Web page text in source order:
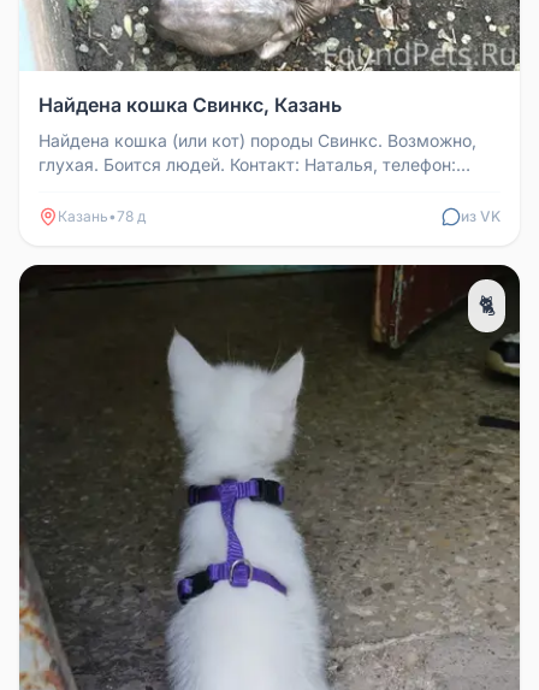
Найдена кошка Свинкс, Казань
Найдена кошка (или кот) породы Свинкс. Возможно,
глухая. Боится людей. Контакт: Наталья, телефон:
Казань•78 д из VK
🐈